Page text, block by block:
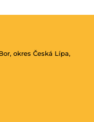
okres Česká Lípa,